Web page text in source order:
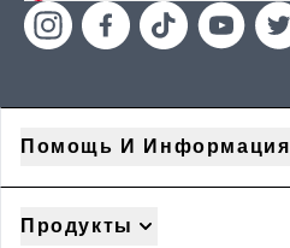
Помощь И Информация
Продукты